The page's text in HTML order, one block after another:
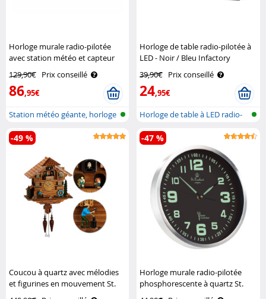
Horloge murale radio-pilotée
avec station météo et capteur
129,90€ Prix conseillé
86,95€
Station météo géante, horloge
radio..
Horloge de table radio-pilotée à
LED - Noir / Bleu Infactory
39,90€ Prix conseillé
24,95€
Horloge de table à LED radio-
piloté..
Coucou à quartz avec mélodies
et figurines en mouvement St.
-49 %
Horloge murale radio-pilotée
phosphorescente à quartz St.
-47 %